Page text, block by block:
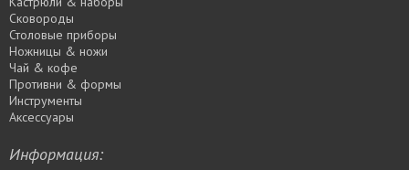
Сковороды
Столовые приборы
Ножницы & ножи
Чай & кофе
Противни & формы
Инструменты
Аксессуары
Информация: